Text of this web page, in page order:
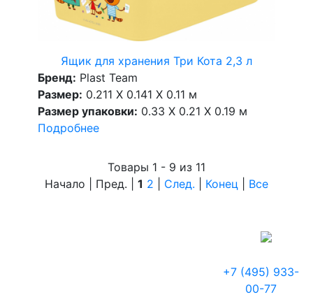
Ящик для хранения Три Кота 2,3 л
Бренд: Plast Team
Размер: 0.211 X 0.141 X 0.11 м
Размер упаковки: 0.33 X 0.21 X 0.19 м
Подробнее
Товары 1 - 9 из 11
Начало | Пред. | 1 2 След. Конец Все
+7 (495) 933-
00-77